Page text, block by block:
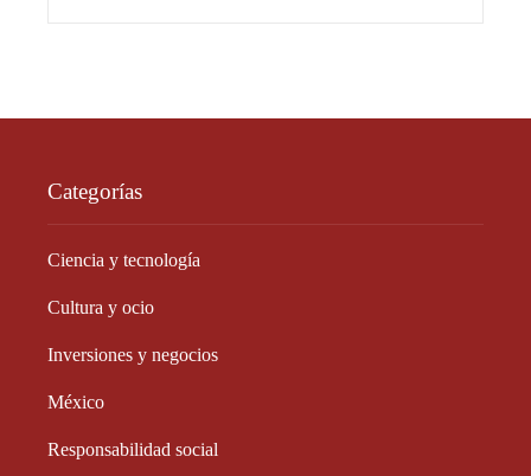
Categorías
Ciencia y tecnología
Cultura y ocio
Inversiones y negocios
México
Responsabilidad social